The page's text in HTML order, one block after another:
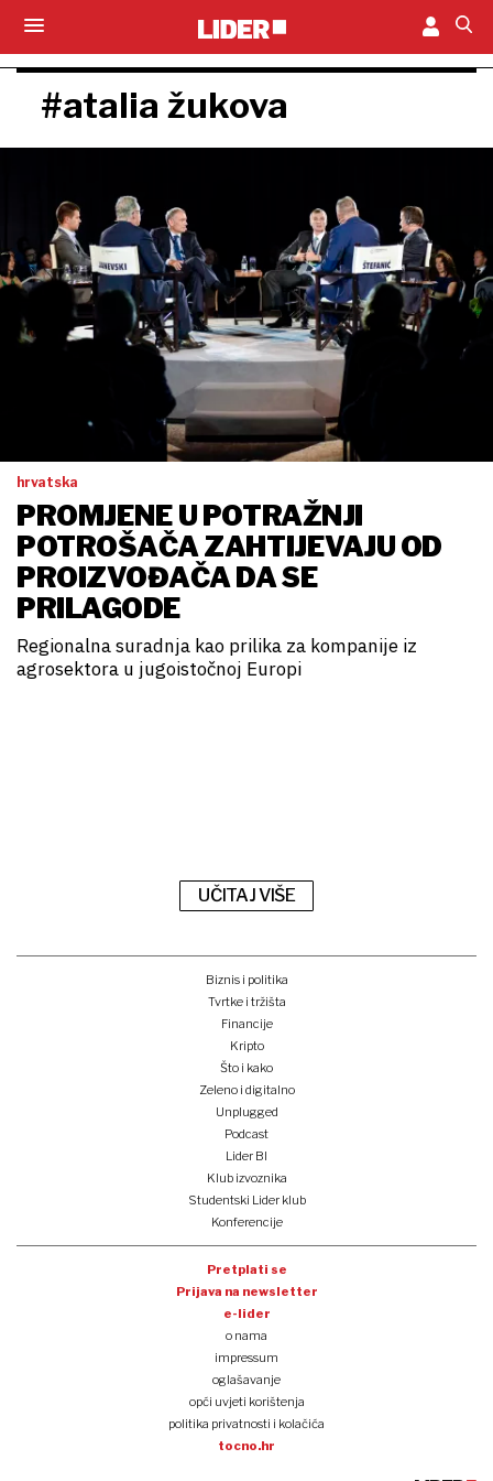
#atalia žukova
hrvatska
PROMJENE U POTRAŽNJI
POTROŠAČA ZAHTIJEVAJU OD
PROIZVOĐAČA DA SE
PRILAGODE
Regionalna suradnja kao prilika za kompanije iz
agrosektora u jugoistočnoj Europi
UČITAJ VIŠE
Biznis i politika
Tvrtke i tržišta
Financije
Kripto
Što i kako
Zeleno i digitalno
Unplugged
Podcast
Lider BI
Klub izvoznika
Studentski Lider klub
Konferencije
Pretplati se
Prijava na newsletter
e-lider
o nama
impressum
oglašavanje
opći uvjeti korištenja
politika privatnosti i kolačića
tocno.hr